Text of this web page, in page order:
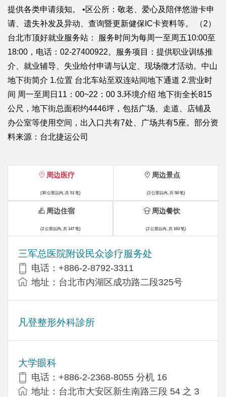
提供各类申请须知。 •区公所：敬老、爱心及陪伴悠游卡申
请、遗失补发及异动、查询暨更新健保IC卡资料等。 （2）
台北市顶好就业服务站： 服务时间为每周一至周五10:00至
18:00，电话：02-27400922。服务项目：提供职业训练推
介、就业辅导、失业给付申请与认定、现场徵才活动。中山
地下街简介 1.位置 台北车站至双连站间地下通道 2.营业时
间 周一至周日11：00~22：00 3.环境介绍 地下街全长815
公尺，地下街总面积约4446坪，包括广场、走道、店铺及
办公室等使用空间，出入口共有7处、广场共有5座。部分资
料来源：台北捷运公司
周边医疗
(30 公里以内, 共 51 笔)
三军总医院附设民众诊疗服务处
电话：+886-2-8792-3311
地址：台北市内湖区成功路二段325号
凡登整形外科診所
大学眼科
电话：+886-2-2368-8055 分机 16
地址：台北市大安区新生南路三段 54 之 3
周边景点
(2 公里以内, 共 58 笔)
周边住宿
(2 公里以内, 共 147 笔)
周边餐饮
(2 公里以内, 共 163 笔)